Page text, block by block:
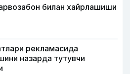
билан хайрлашиши
рекламасида
назарда тутувчи